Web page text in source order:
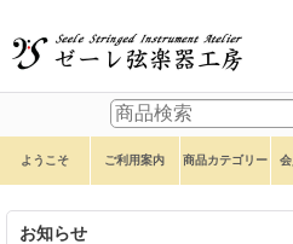
ようこそ ご利用案内 商品カテゴリー
お知らせ